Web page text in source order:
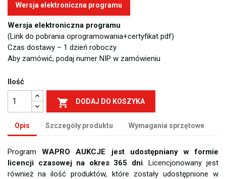
Wersja elektroniczna programu
Wersja elektroniczna programu
(Link do pobrania oprogramowania+certyfikat pdf)
Czas dostawy – 1 dzień roboczy
Aby zamówić, podaj numer NIP w zamówieniu
Ilość
 DODAJ DO KOSZYKA
Opis Szczegóły produktu Wymagania sprzętowe
ProgramWAPRO AUKCJE jest udostępniany w formie
licencji czasowej na okres 365 dni. Licencjonowany jest
również na ilość produktów, które zostały udostępnione w